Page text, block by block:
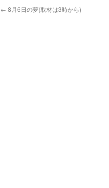
← 8月6日の夢(取材は3時から)